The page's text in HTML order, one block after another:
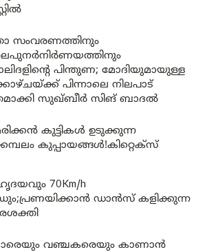
സംവരണത്തിനും
പിന്തുണ; മോദിയുമായുള്ള
പിന്നാലെ നിലപാട്
സുഖ്ബീർ സിങ് ബാദൽ
കുട്ടികൾ ഉടുക്കുന്ന
കുപ്പായങ്ങൾ!കിറ്റെക്സ്
70Km/h
ഡാൻസ് കളിക്കുന്ന
വഞ്ചകരെയും കാണാൻ